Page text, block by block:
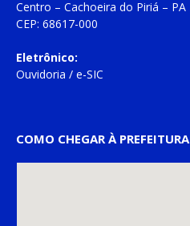
Centro – Cachoeira do Piriá – PA
CEP: 68617-000
Eletrônico:
Ouvidoria / e-SIC
COMO CHEGAR À PREFEITURA